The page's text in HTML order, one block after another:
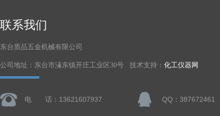
联系我们
东台质品五金机械有限公司
公司地址：东台市溱东镇开庄工业区30号 技术支持： 化工仪器网
电 话：13621607937 QQ：387672461